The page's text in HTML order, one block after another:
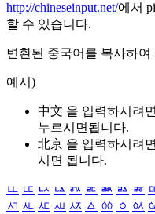
http://chineseinput.net/에서
할 수 있습니다.
변환된 중국어를 복사하
예시)
中文 을 입력하시려면
누르시면됩니다.
北京 을 입력하시려면
시면 됩니다.
ㅥ ㅦ ㅧ ㅨ ㅩ ㅪ ㅫ ㅬ ㅭ
ㅺ ㅻ ㅼ ㅽ ㅾ ㅿ ㆀ ㆁ ㆂ